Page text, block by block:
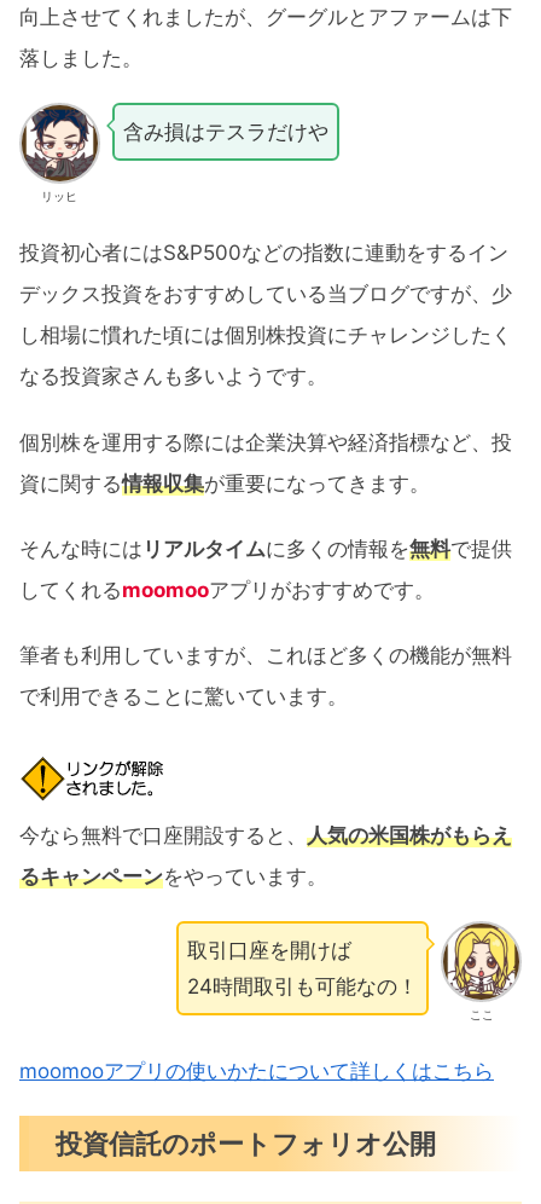
向上させてくれましたが、グーグルとアファームは下
落しました。
リッヒ
含み損はテスラだけや
投資初心者にはS&P500などの指数に連動をするイン
デックス投資をおすすめしている当ブログですが、少
し相場に慣れた頃には個別株投資にチャレンジしたく
なる投資家さんも多いようです。
個別株を運用する際には企業決算や経済指標など、投
資に関する情報収集が重要になってきます。
そんな時には リアルタイムに多くの情報を無料で提供
してくれるmoomooアプリがおすすめです。
筆者も利用していますが、これほど多くの機能が無料
で利用できることに驚いています。
今なら無料で口座開設すると、 人気の米国株がもらえ
るキャンペーンをやっています。
ここ
取引口座を開けば
24時間取引も可能なの！
moomooアプリの使いかたについて詳しくはこちら
投資信託のポートフォリオ公開